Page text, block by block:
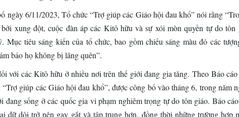
ngày 6/11/2023, Tổ chức “Trợ giúp các Giáo hội đau khổ” nói rằng
xung đột, cuộc đàn áp các Kitô hữu và sự xói mòn quyền tự do tôn
Mục tiêu sáng kiến của tổ chức, bao gồm chiếu sáng màu đỏ các
bảo họ không bị lãng quên”.
với các Kitô hữu ở nhiều nơi trên thế giới đang gia tăng. Theo Báo
giúp các Giáo hội đau khổ”, được công bố vào tháng 6, trong năm
đang sống ở các quốc gia vi phạm nghiêm trọng tự do tôn giáo. Báo
dữ dội trở nên gay gắt và tập trung hơn, đồng thời những trường hợp